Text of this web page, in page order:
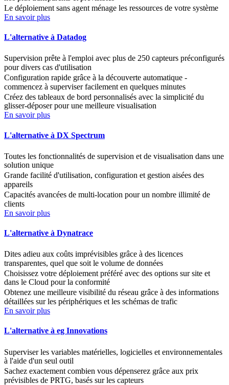
Le déploiement sans agent ménage les ressources de votre système
En savoir plus
L'alternative à Datadog
Supervision prête à l'emploi avec plus de 250 capteurs préconfigurés
pour divers cas d'utilisation
Configuration rapide grâce à la découverte automatique -
commencez à superviser facilement en quelques minutes
Créez des tableaux de bord personnalisés avec la simplicité du
glisser-déposer pour une meilleure visualisation
En savoir plus
L'alternative à DX Spectrum
Toutes les fonctionnalités de supervision et de visualisation dans une
solution unique
Grande facilité d'utilisation, configuration et gestion aisées des
appareils
Capacités avancées de multi-location pour un nombre illimité de
clients
En savoir plus
L'alternative à Dynatrace
Dites adieu aux coûts imprévisibles grâce à des licences
transparentes, quel que soit le volume de données
Choisissez votre déploiement préféré avec des options sur site et
dans le Cloud pour la conformité
Obtenez une meilleure visibilité du réseau grâce à des informations
détaillées sur les périphériques et les schémas de trafic
En savoir plus
L'alternative à eg Innovations
Superviser les variables matérielles, logicielles et environnementales
à l'aide d'un seul outil
Sachez exactement combien vous dépenserez grâce aux prix
prévisibles de PRTG, basés sur les capteurs